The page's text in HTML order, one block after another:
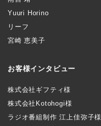
Yuuri Horino
リーフ
宮崎 恵美子
お客様インタビュー
株式会社ギフティ様
株式会社Kotohogi様
ラジオ番組制作 江上佳弥子様